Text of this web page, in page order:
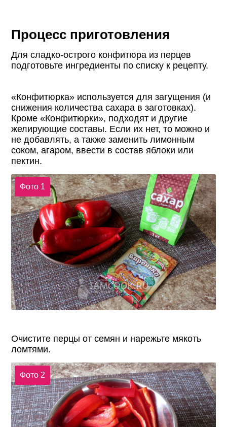
Процесс приготовления
Для сладко-острого конфитюра из перцев
подготовьте ингредиенты по списку к рецепту.
«Конфитюрка» используется для загущения (и
снижения количества сахара в заготовках).
Кроме «Конфитюрки», подходят и другие
желирующие составы. Если их нет, то можно и
не добавлять, а также заменить лимонным
соком, агаром, ввести в состав яблоки или
пектин.
Фото 1
Очистите перцы от семян и нарежьте мякоть
ломтями.
Фото 2